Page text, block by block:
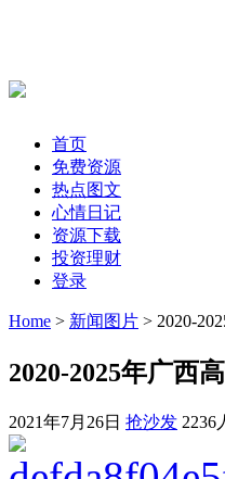
首页
免费资源
热点图文
心情日记
资源下载
投资理财
登录
Home > 新闻图片 > 2020-
2020-2025年广西
2021年7月26日 抢沙发 2236